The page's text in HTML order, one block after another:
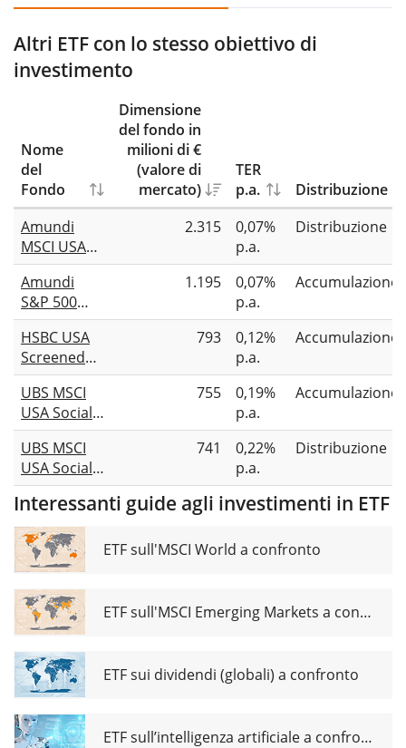
Altri ETF con lo stesso obiettivo di
investimento
Nome
del
Fondo
Dimensione
del fondo in
milioni di €
(valore di
mercato)
TER
p.a.
Distribuzione
Amundi
MSCI USA
ESG Broad
Transition
UCITS ETF
Dist
2.315
0,07%
p.a.
Distribuzione
Amundi
S&P 500
Climate
Paris
Aligned
UCITS ETF
Acc
1.195
0,07%
p.a.
Accumulazione
HSBC USA
Screened
Equity
UCITS ETF
USD
793
0,12%
p.a.
Accumulazione
UBS MSCI
USA Socially
Responsible
UCITS ETF
USD acc
755
0,19%
p.a.
Accumulazione
UBS MSCI
USA Socially
Responsible
UCITS ETF
USD dis
741
0,22%
p.a.
Distribuzione
Interessanti guide agli investimenti in ETF
ETF sull'MSCI World a confronto
ETF sull'MSCI Emerging Markets a confronto
ETF sui dividendi (globali) a confronto
ETF sull’intelligenza artificiale a confronto